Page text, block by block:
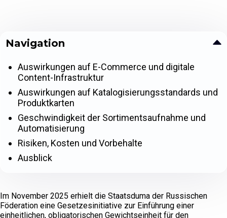
Im November 2025 erhielt die Staatsduma der Russischen
Föderation eine Gesetzesinitiative zur Einführung einer
einheitlichen, obligatorischen Gewichtseinheit für den
Navigation
Auswirkungen auf E-Commerce und digitale
Content-Infrastruktur
Auswirkungen auf Katalogisierungsstandards und
Produktkarten
Geschwindigkeit der Sortimentsaufnahme und
Automatisierung
Risiken, Kosten und Vorbehalte
Ausblick